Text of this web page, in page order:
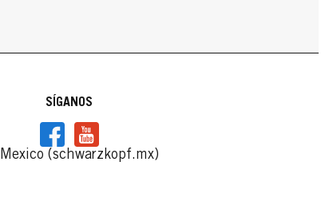
SÍGANOS
Mexico (schwarzkopf.mx)